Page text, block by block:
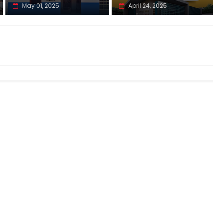
May 01, 2025 April 24, 2025